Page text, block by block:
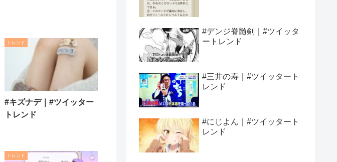
トレンド
#キズナデ｜#ツイッター
トレンド
トレンド
#デンジ脊髄剣｜#ツイッタ
ートレンド
#三井の寿｜#ツイッタート
レンド
#にじよん｜#ツイッタート
レンド